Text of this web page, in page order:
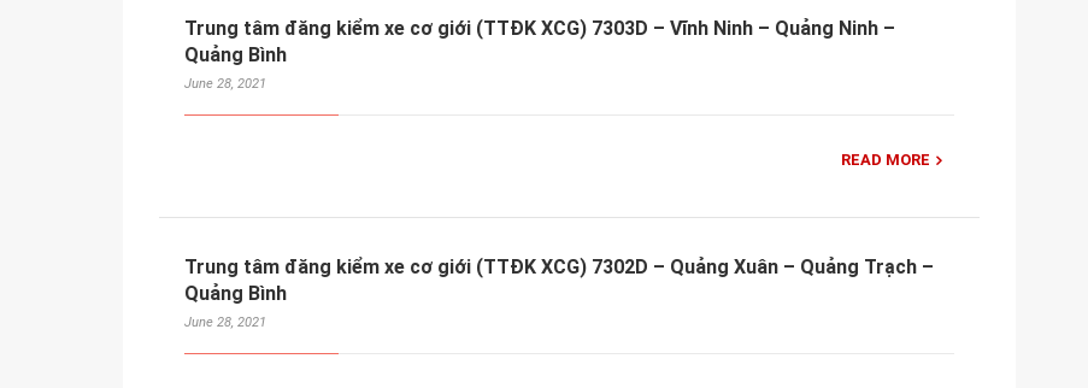
Trung tâm đăng kiểm xe cơ giới (TTĐK XCG) 7303D – Vĩnh Ninh – Quảng Ninh –
Quảng Bình
June 28, 2021
READ MORE
Trung tâm đăng kiểm xe cơ giới (TTĐK XCG) 7302D – Quảng Xuân – Quảng Trạch –
Quảng Bình
June 28, 2021